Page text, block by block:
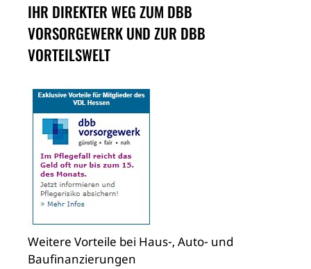
IHR DIREKTER WEG ZUM DBB
VORSORGEWERK UND ZUR DBB
VORTEILSWELT
Weitere Vorteile bei Haus-, Auto- und
Baufinanzierungen